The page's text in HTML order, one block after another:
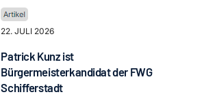
22. JULI 2026
Patrick Kunz ist
Bürgermeisterkandidat der FWG
Schifferstadt